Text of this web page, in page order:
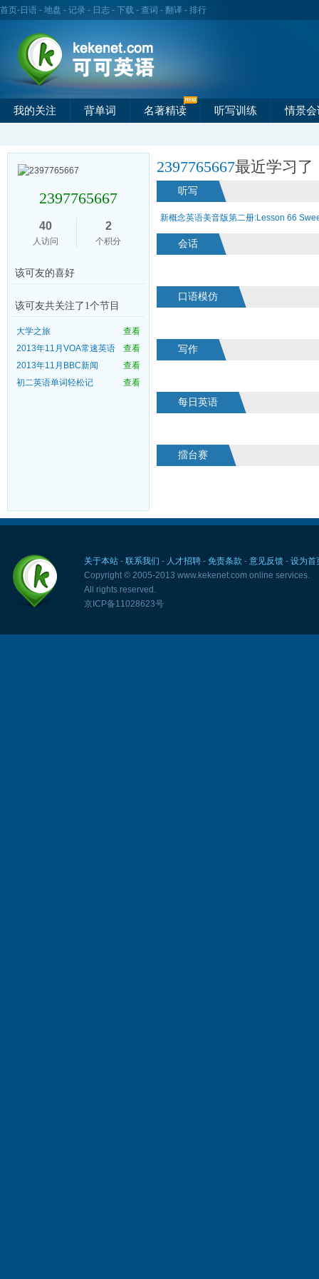
首页- 日语 - 地盘 - 记录 - 日志 - 下载 - 查词 - 翻译 - 排行
我的关注 背单词 名著精读 听写训练 情景会
2397765667
40
人访问
2
个积分
该可友的喜好
该可友共关注了1个节目
查看
大学之旅
查看
2013年11月VOA常速英语
查看
2013年11月BBC新闻
查看
初二英语单词轻松记
2397765667最近学习
听写
新概念英语美音版第二册:Lesson 66
会话
口语模仿
写作
每日英语
擂台赛
关于本站- 联系我们 - 人才招聘- 免责条款 - 意见反馈- 设为首
Copyright © 2005-2013 www.kekenet.com online services.
All rights reserved.
京ICP备11028623号